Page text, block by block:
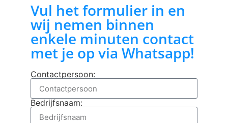
Vul het formulier in en
wij nemen binnen
enkele minuten contact
met je op via Whatsapp!
Contactpersoon:
Bedrijfsnaam: